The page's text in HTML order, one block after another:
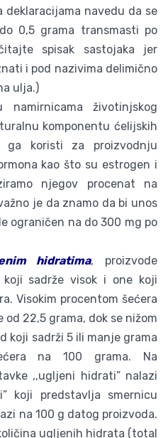
deklaracijama navedu da se
0,5 grama transmasti po
spisak sastojaka jer
i pod nazivima delimično
ulja.)
životinjskog
komponentu ćelijskih
ga koristi za proizvodnju
kao što su estrogen i
njegov procenat na
je da znamo da bi unos
ograničen na do 300 mg po
hidratima, proizvode
sadrže visok i one koji
Visokim procentom šećera
22,5 grama, dok se nižom
koji sadrži 5 ili manje grama
na 100 grama. Na
,,ugljeni hidrati” nalazi
koji predstavlja smernicu
na 100 g datog proizvoda.
ugljenih hidrata (total